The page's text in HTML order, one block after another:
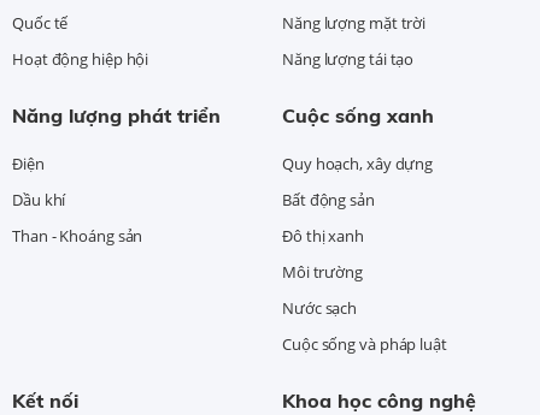
Quốc tế
Hoạt động hiệp hội
Năng lượng mặt trời
Năng lượng tái tạo
Năng lượng phát triển
Điện
Dầu khí
Than - Khoáng sản
Cuộc sống xanh
Quy hoạch, xây dựng
Bất động sản
Đô thị xanh
Môi trường
Nước sạch
Cuộc sống và pháp luật
Kết nối Khoa học công nghệ